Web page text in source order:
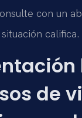
con un
califica.
de